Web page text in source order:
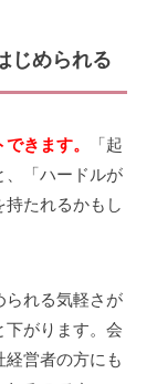
じめられる
きます。
「起
、「ハードルが
たれるかもし
られる気軽さが
がります。会
営者の方にも